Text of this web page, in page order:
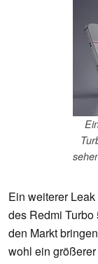
Ein weiterer
des Redmi
den Markt
wohl ein